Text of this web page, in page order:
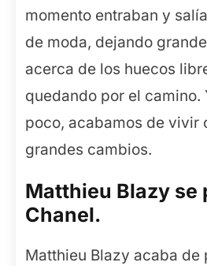
momento entraban y
de moda, dejando
acerca de los huecos
quedando por el camino.
poco, acabamos de vivir
grandes cambios.
Matthieu Blazy se
Chanel.
Matthieu Blazy acaba de